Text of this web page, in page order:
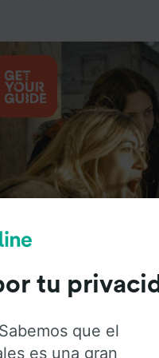
tu
que el
es una gran